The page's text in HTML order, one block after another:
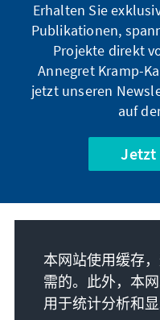
Erhalten Sie
Publikationen,
Projekte direkt
Annegret Kramp-
jetzt unseren
auf
Jetzt
联系
本网站使用缓存
需的。此外，本
用于统计分析和